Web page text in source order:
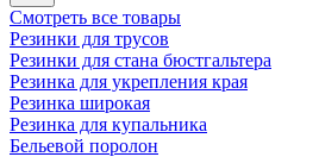
Смотреть все товары
Резинки для трусов
Резинки для стана бюстгальтера
Резинка для укрепления края
Резинка широкая
Резинка для купальника
Бельевой поролон